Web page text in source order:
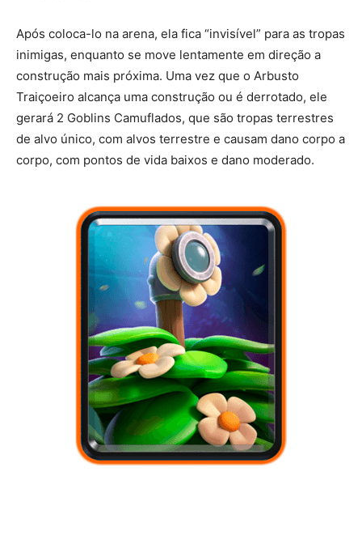
Após coloca-lo na arena, ela fica “invisível” para as tropas
inimigas, enquanto se move lentamente em direção a
construção mais próxima. Uma vez que o Arbusto
Traiçoeiro alcança uma construção ou é derrotado, ele
gerará 2 Goblins Camuflados, que são tropas terrestres
de alvo único, com alvos terrestre e causam dano corpo a
corpo, com pontos de vida baixos e dano moderado.